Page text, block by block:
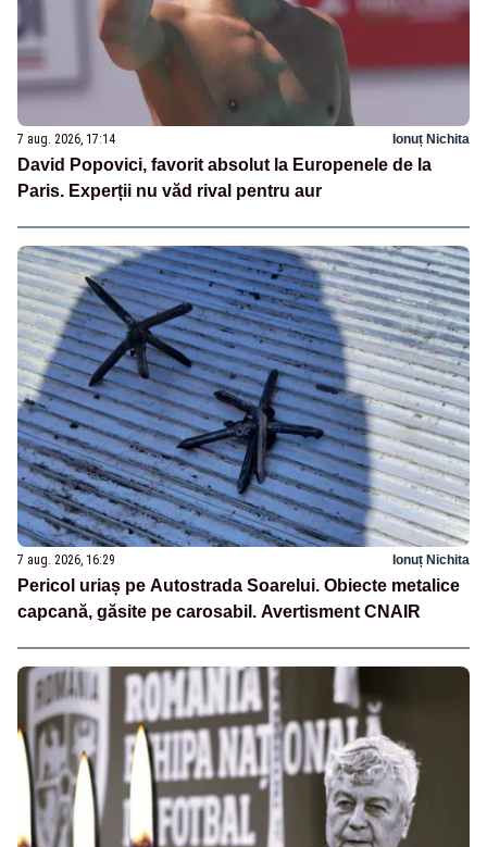
7 aug. 2026, 17:14 Ionuț Nichita
David Popovici, favorit absolut la Europenele de la
Paris. Experții nu văd rival pentru aur
7 aug. 2026, 16:29 Ionuț Nichita
Pericol uriaș pe Autostrada Soarelui. Obiecte metalice
capcană, găsite pe carosabil. Avertisment CNAIR